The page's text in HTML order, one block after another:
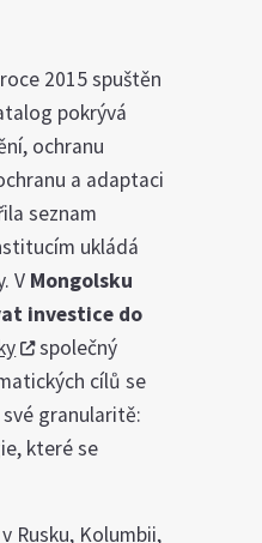
2015 spuštěn
pokrývá
ochranu
a adaptaci
seznam
ukládá
V Mongolsku
investice do
společný
cílů se
granularitě:
které se
Rusku, Kolumbii,